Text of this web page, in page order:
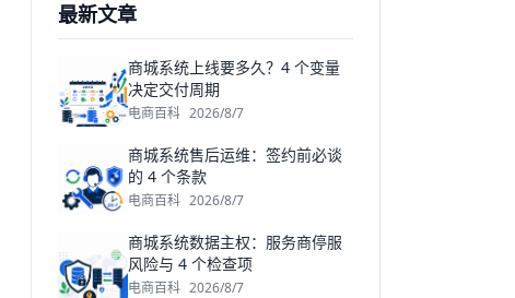
最新文章
商城系统上线要多久？4 个变量
决定交付周期
电商百科 2026/8/7
商城系统售后运维：签约前必谈
的 4 个条款
电商百科 2026/8/7
商城系统数据主权：服务商停服
风险与 4 个检查项
电商百科 2026/8/7